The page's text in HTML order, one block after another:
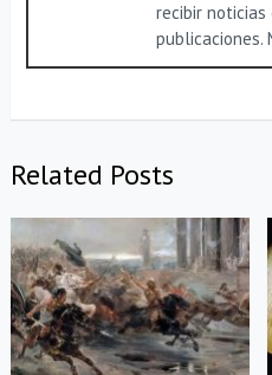
recibir noticias
publicaciones.
Related Posts